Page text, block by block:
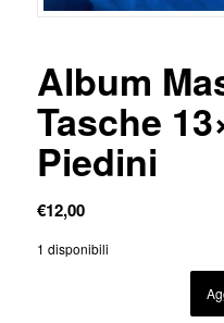
Album
Tasche
Piedini
€12,00
1 disponibili